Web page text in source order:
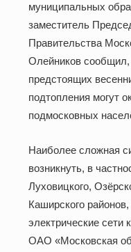
муниципальных
заместитель
Правительства
Олейников сообщил,
предстоящих
подтопления могут
подмосковных
Наиболее сложная
возникнуть, в
Луховицкого,
Каширского
электрические сети
ОАО «Московская